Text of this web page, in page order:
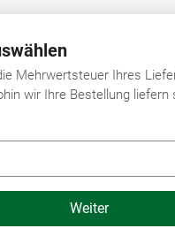
Mehrwertsteuer Ihres
wir Ihre Bestellung liefern
Weiter